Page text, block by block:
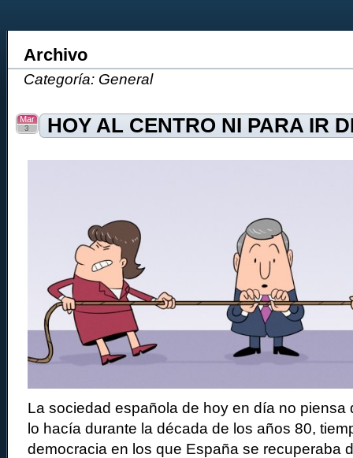
Archivo
Categoría: General
HOY AL CENTRO NI PARA IR
Mar
3
La sociedad española de hoy en día no piensa
lo hacía durante la década de los años 80,
democracia en los que España se recuperaba